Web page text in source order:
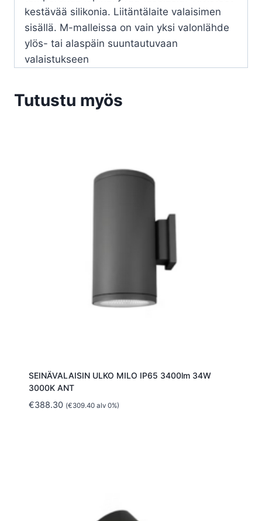
kestävää silikonia. Liitäntälaite valaisimen
sisällä. M-malleissa on vain yksi valonlähde
ylös- tai alaspäin suuntautuvaan
valaistukseen
Tutustu myös
SEINÄVALAISIN ULKO MILO IP65 3400lm 34W
3000K ANT
€388.30 (€309.40alv 0%)